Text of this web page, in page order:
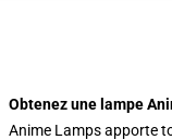
Obtenez une lampe
Anime Lamps apporte